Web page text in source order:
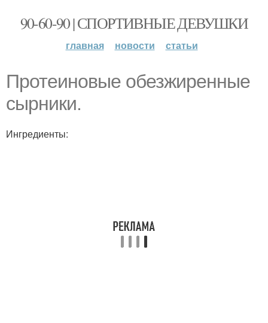
90-60-90 | СПОРТИВНЫЕ ДЕВУШКИ
главная новости статьи
Протеиновые обезжиренные
сырники.
Ингредиенты: